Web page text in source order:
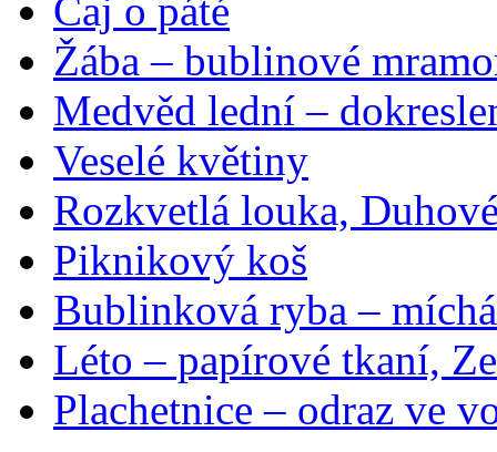
Čaj o páté
Žába – bublinové
Medvěd lední –
Veselé květiny
Rozkvetlá louka,
Piknikový koš
Bublinková ryba –
Léto – papírové tkaní,
Plachetnice – odraz ve